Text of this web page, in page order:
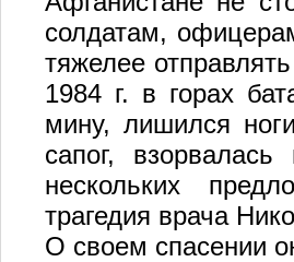
солдатам,
тяжелее
1984 г. в горах
мину, лишился
сапог,
нескольких
трагедия врача
О своем спасении